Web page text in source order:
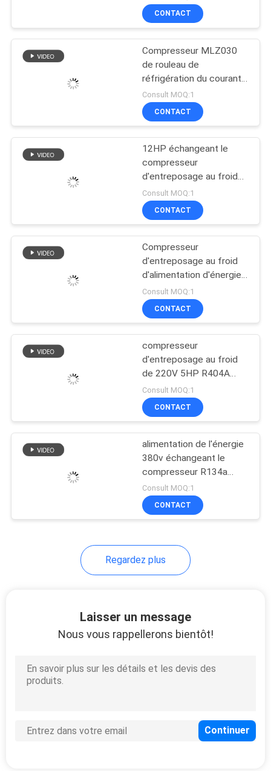
D dactylographient
le vaporisateur
échangeur de
chaleur à plaques
Portes
d'entreposage au
froid
Compresseur
d'entreposage au
froid
110
d'entreposage au
CONTACT
Compresseur MLZ030
de rouleau de
réfrigération du courant
alternatif 4hp avec de
l'huile 1.6L
Consult MOQ:1
CONTACT
12HP échangeant le
compresseur
d'entreposage au froid
pour la pompe à chaleur
d'énergie d'air
Consult MOQ:1
CONTACT
Compresseur
d'entreposage au froid
d'alimentation d'énergie
de R134A 575V avec 2
cylindres
Consult MOQ:1
CONTACT
compresseur
d'entreposage au froid
de 220V 5HP R404A
décharge de 5/8 pouce
Consult MOQ:1
CONTACT
alimentation de l'énergie
380v échangeant le
compresseur R134a
15HP
Consult MOQ:1
CONTACT
Regardez plus
Laisser un message
Nous vous rappellerons bientôt!